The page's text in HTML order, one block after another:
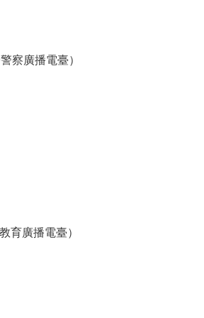
察廣播電臺）
育廣播電臺）